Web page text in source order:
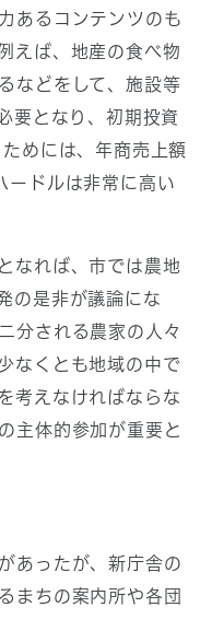
あるコンテンツのも
えば、地産の食べ物
などをして、施設等
要となり、初期投資
めには、年商売上額
ードルは非常に高い
なれば、市では農地
の是非が議論にな
分される農家の人々
なくとも地域の中で
考えなければならな
主体的参加が重要と
あったが、新庁舎の
まちの案内所や各団